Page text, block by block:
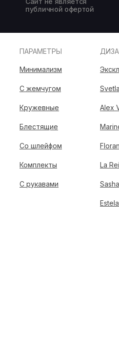
публичной офертой
Минимализм
С жемчугом
Кружевные
Блестящие
Со шлейфом
Комплекты
С рукавами
ПАРАМЕТРЫ
Alex
La